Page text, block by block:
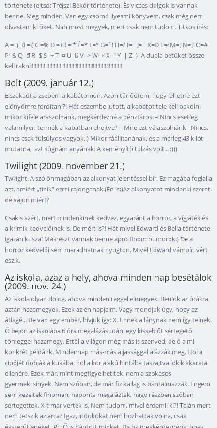
története (ejtsd: Tréjszi Békör története). És vicces dolgok is vannak
benne. Meg minden. Van egy csomó ilyesmi könyvem, csak még nem
olvastam ki őket. Nah most megyek, mert csak nem tudom. Titkos írás:
A = ) B = ( C =% D =+ E= * É=* F=° G=˘! H=/ I=~ J=¨ K=Đ L=ł M=[ N=] O=#
P=& Q=đ R=$ S=÷ T=¤ U=ß V=> W=× X=" Y=| Z=} A dupla betűket össze
kell rakni!!!!!!!!!!!!!!!!!!!!!!!!!!!!!!!!!!!!!!!!!!!!!!!!!!!!!!!!!!!!!!!
Bolt (2009. január 12.)
Elszakadt a zsebem a kabátomon. Azon tűnődtem, hogy lehetne ezt
előnyömre fordítani?! Hát eszembe jutott, a kabátot tele kell pakolni,
mikor kifele araszolnánk, megkérdezné a pénztáros: – Nincs esetleg
valamilyen termék a kabátban elrejtve? – Mire ezt válaszolnánk –Nincs,
nincs csak túlsúlyos vagyok.:) Mikor ráállítanának, és a mérleg 43 kilót
mutatna, azt súgnám anyának: A keményítő túlzás volt... :)))
Twilight (2009. november 21.)
Twilight. A szó önmagában az alkonyat jelentéssel bír. Ez magába foglalja
azt, amiért „tinik” ezrei rajonganak.(Én is;)Az alkonyatot mindenki szereti
de vajon miért?
Csakis azért, mert mindenkinek kedvez, egyaránt a horror, a vígjáték és
a krimik kedvelőinek is. De mért is?! Hát mivel Edward és Bella története
igazán kusza! Másrészt vannak benne apró finom humorok:) De a
horror kedvelői sem maradhatnak nyugton. Mivel Edward vámpír, vért
eszik.
Az iskola, azaz a hely, ahova minden nap besétálok
(2009. nov. 24.)
Az iskola olyan dolog, ahova minden reggel elmegyek. Beülök az órákra,
aztán hazamegyek. Ezek az én napjaim. Vagy mondjuk úgy, hogy az
átlagé... De van egy ember, hívjuk így: X. Ennek a lánynak nem így telnek.
Ő bejön az iskolába 6 óra megalázás után, egy kisseb őt sértegető
tömeggel hazamegy. Ettől a világon még más is szenved, de ő a mi
konkrét példánk. Mindennap más-más aljassággal alázzák meg. Hol a
cipőjét dobják a kukába, hol a kör alakú hintába taszajtva lökik akarata
ellenére. Ezek már, mint megfigyelhetitek, nem a szokásos
gyermekcsínyek. Nem szóban, de már fizikailag is bántalmazzák. Engem
sem kezeltek finoman, naponta megaláztak, nagy részben szóban
sértegettek. X-t már verték is. Nem tudom, mivel érdemli ki?! Talán mert
nem tetszik az arca? Igaz, indokokat nem hozhattak volna, csak